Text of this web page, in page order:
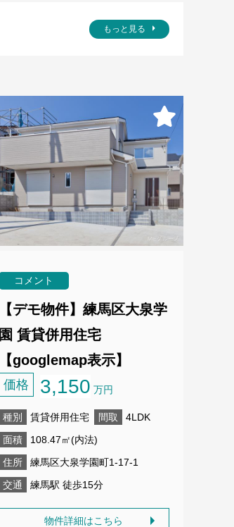
もっと見る
コメント
【デモ物件】練馬区大泉学
園 賃貸併用住宅
【googlemap表示】
価格 3,150 万円
種別 賃貸併用住宅 間取
4LDK
面積
108.47㎡(内法)
住所
練馬区大泉学園町1-17-1
交通
練馬駅 徒歩15分
物件詳細はこちら